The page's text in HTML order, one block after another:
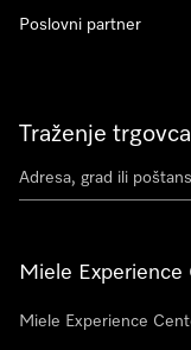
Traženje trgovca
Miele Experience
Miele Experience
Poslovni partner